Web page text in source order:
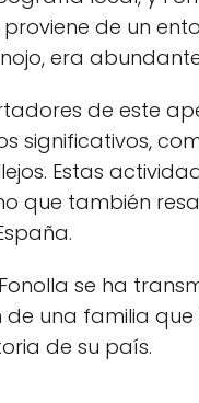
de un
era
de este
significativos,
Estas
que también
se ha
una familia
de su país.